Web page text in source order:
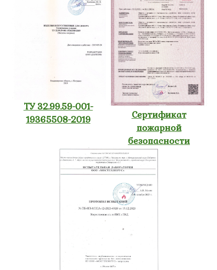
ТУ 32.99.59-001-
19365508-2019
Сертификат
пожарной
безопасности